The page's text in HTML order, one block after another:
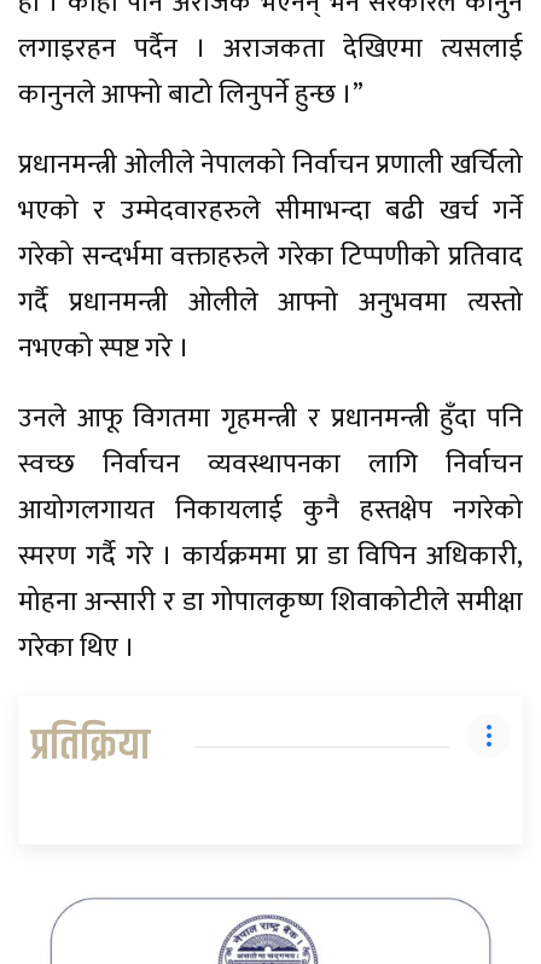
लगाइरहन पर्दैन । अराजकता देखिएमा त्यसलाई
कानुनले आफ्नो बाटो लिनुपर्ने हुन्छ ।”
प्रधानमन्त्री ओलीले नेपालको निर्वाचन प्रणाली खर्चिलो
भएको र उम्मेदवारहरुले सीमाभन्दा बढी खर्च गर्ने
गरेको सन्दर्भमा वक्ताहरुले गरेका टिप्पणीको प्रतिवाद
गर्दै प्रधानमन्त्री ओलीले आफ्नो अनुभवमा त्यस्तो
नभएको स्पष्ट गरे ।
उनले आफू विगतमा गृहमन्त्री र प्रधानमन्त्री हुँदा पनि
स्वच्छ निर्वाचन व्यवस्थापनका लागि निर्वाचन
आयोगलगायत निकायलाई कुनै हस्तक्षेप नगरेको
स्मरण गर्दै गरे । कार्यक्रममा प्रा डा विपिन अधिकारी,
मोहना अन्सारी र डा गोपालकृष्ण शिवाकोटीले समीक्षा
गरेका थिए ।
प्रतिक्रिया